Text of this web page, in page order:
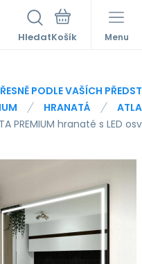
Hledat Menu
PODLE VAŠÍCH
HRANATÁ
PREMIUM hranaté s LED